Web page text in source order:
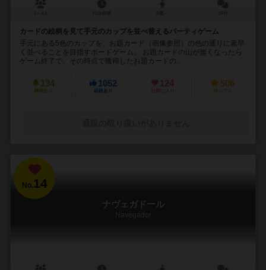
カードの絵柄を見て手元のカップを並べ替えるパーティゲーム
手元にある5色のカップを、お題カード（画像参照）の色の通りに素早
く並べることを目指すボードゲーム。 お題カードの山が無くなったら
ゲーム終了で、その時点で獲得したお題カードの...
134
興味あり
1052
経験あり
124
お気に入り
506
持ってる
No.14
ナヴェガドール
Navegador